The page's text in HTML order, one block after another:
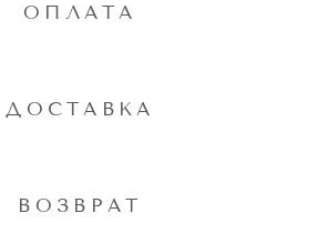
ОПЛАТА
ДОСТАВКА
ВОЗВРАТ